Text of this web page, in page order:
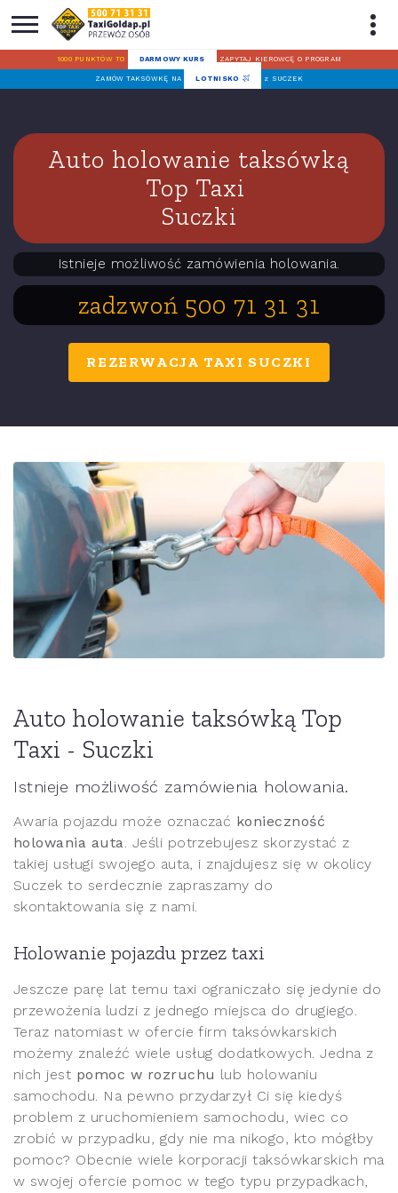
1000 PUNKTÓW TO DARMOWY KURS ZAPYTAJ KIEROWCĘ O PROGRAM
ZAMÓW TAKSÓWKĘ NA LOTNISKO z SUCZEK
Auto holowanie taksówką
Top Taxi
Suczki
Istnieje możliwość zamówienia holowania.
zadzwoń 500 71 31 31
REZERWACJA TAXI SUCZKI
Auto holowanie taksówką Top
Taxi - Suczki
Istnieje możliwość zamówienia holowania.
Awaria pojazdu może oznaczać konieczność
holowania auta. Jeśli potrzebujesz skorzystać z
takiej usługi swojego auta, i znajdujesz się w okolicy
Suczek to serdecznie zapraszamy do
skontaktowania się z nami.
Holowanie pojazdu przez taxi
Jeszcze parę lat temu taxi ograniczało się jedynie do
przewożenia ludzi z jednego miejsca do drugiego.
Teraz natomiast w ofercie firm taksówkarskich
możemy znaleźć wiele usług dodatkowych. Jedna z
nich jest pomoc w rozruchu lub holowaniu
samochodu. Na pewno przydarzył Ci się kiedyś
problem z uruchomieniem samochodu, wiec co
zrobić w przypadku, gdy nie ma nikogo, kto mógłby
pomoc? Obecnie wiele korporacji taksówkarskich ma
w swojej ofercie pomoc w tego typu przypadkach,